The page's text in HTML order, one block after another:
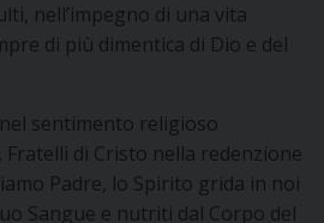
nell’impegno di una vita
di più dimentica di Dio e del
sentimento religioso
Fratelli di Cristo nella redenzione
Padre, lo Spirito grida in noi
Sangue e nutriti dal Corpo del